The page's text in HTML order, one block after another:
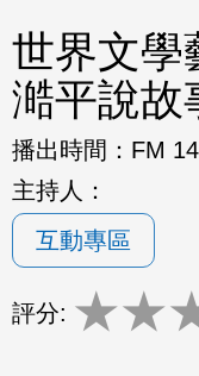
世界文學
澔平說故
播出時間： FM
主持人：
互動專區
評分: ★★